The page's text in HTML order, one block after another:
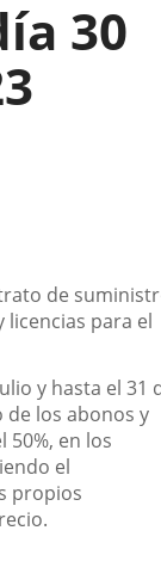
30
de
para el
y hasta el 31
los abonos y
50%, en los
el
propios